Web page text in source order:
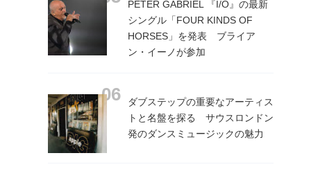
PETER GABRIEL 『I/O』の最新
シングル「FOUR KINDS OF
HORSES」を発表 ブライア
ン・イーノが参加
ダブステップの重要なアーティス
トと名盤を探る サウスロンドン
発のダンスミュージックの魅力